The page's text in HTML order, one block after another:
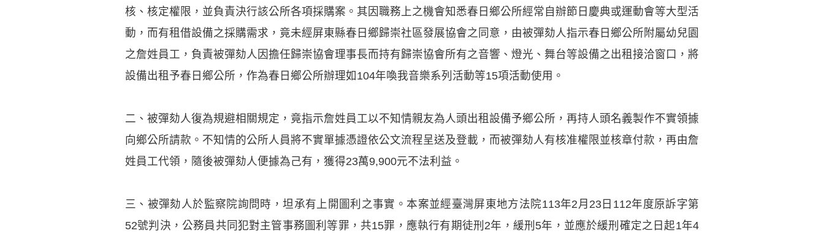
核、核定權限，並負責決行該公所各項採購案。其因職務上之機會知悉春日鄉公所經常自辦節日慶典或運動會等大型活
動，而有租借設備之採購需求，竟未經屏東縣春日鄉歸崇社區發展協會之同意，由被彈劾人指示春日鄉公所附屬幼兒園
之詹姓員工，負責被彈劾人因擔任歸崇協會理事長而持有歸崇協會所有之音響、燈光、舞台等設備之出租接洽窗口，將
設備出租予春日鄉公所，作為春日鄉公所辦理如104年喚我音樂系列活動等15項活動使用。
二、被彈劾人復為規避相關規定，竟指示詹姓員工以不知情親友為人頭出租設備予鄉公所，再持人頭名義製作不實領據
向鄉公所請款。不知情的公所人員將不實單據憑證依公文流程呈送及登載，而被彈劾人有核准權限並核章付款，再由詹
姓員工代領，隨後被彈劾人便據為己有，獲得23萬9,900元不法利益。
三、被彈劾人於監察院詢問時，坦承有上開圖利之事實。本案並經臺灣屏東地方法院113年2月23日112年度原訴字第
52號判決，公務員共同犯對主管事務圖利等罪，共15罪，應執行有期徒刑2年，緩刑5年，並應於緩刑確定之日起1年4